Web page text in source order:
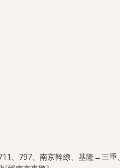
、797、南京幹線、基隆→三重、